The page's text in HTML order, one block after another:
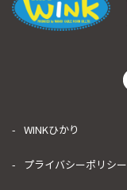
WINKひかり
プライバシーポリシー